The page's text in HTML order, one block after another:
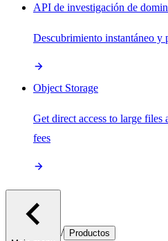
API de investigación de
Descubrimiento instantáneo y
Object Storage
Get direct access to large files
fees
/ Productos